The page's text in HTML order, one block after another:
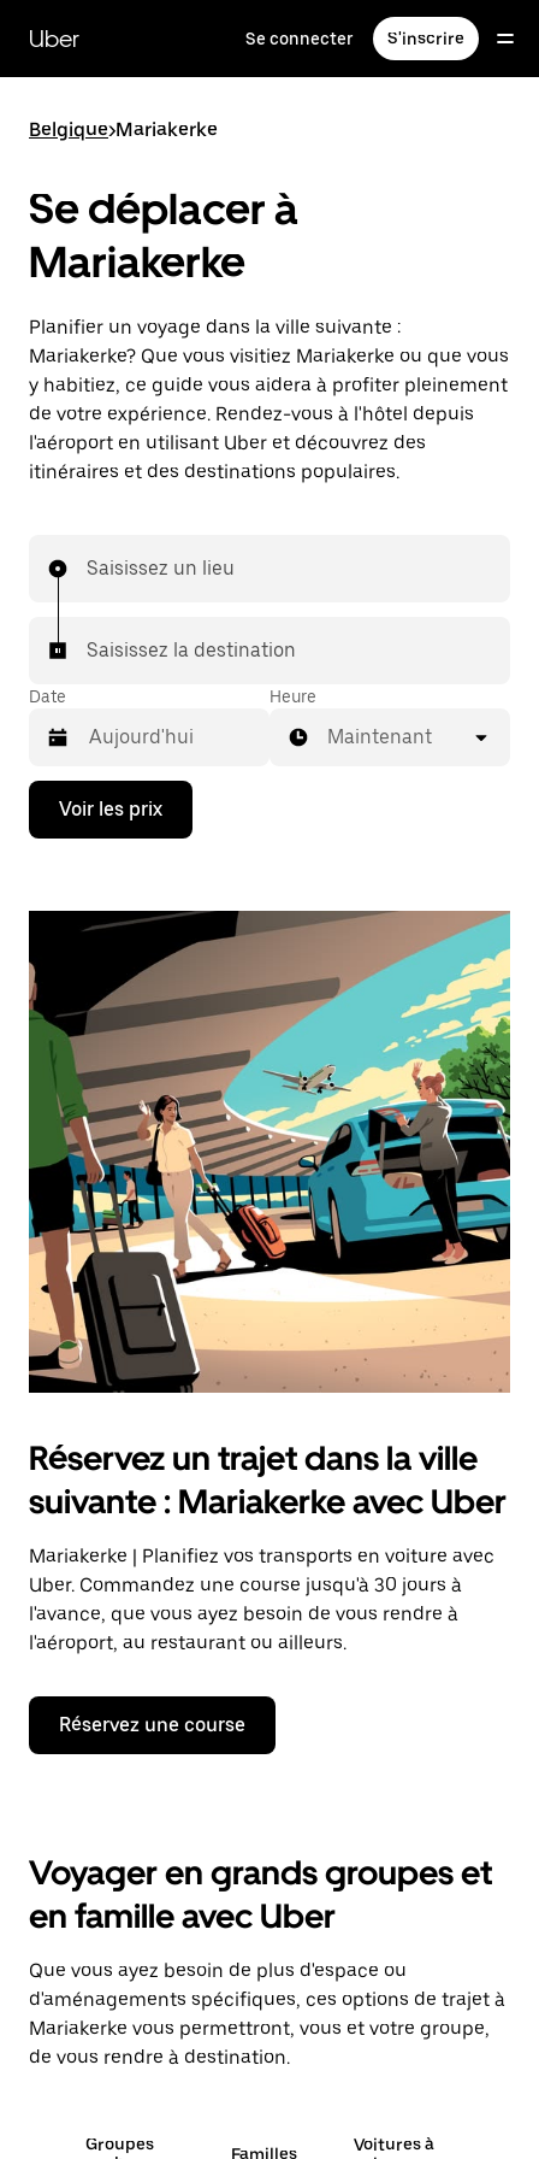
contenu
principal
Uber Se connecter S'inscrire
Belgique>Mariakerke
Se déplacer à
Mariakerke
Planifier un voyage dans la ville suivante :
Mariakerke? Que vous visitiez Mariakerke ou que vous
y habitiez, ce guide vous aidera à profiter pleinement
de votre expérience. Rendez-vous à l'hôtel depuis
l'aéroport en utilisant Uber et découvrez des
itinéraires et des destinations populaires.
Saisissez un lieu
Saisissez la destination
Date
Appuyez
la
ouvrir
le
calendrier
sélectionner
une
date.
Appuyez
la
touche
Échap
pour
fermer
calendrier.
Heure
Maintenant
Voir les prix
Réservez un trajet dans la ville
suivante : Mariakerke avec Uber
Mariakerke | Planifiez vos transports en voiture avec
Uber. Commandez une course jusqu'à 30 jours à
l'avance, que vous ayez besoin de vous rendre à
l'aéroport, au restaurant ou ailleurs.
Réservez une course
Voyager en grands groupes et
en famille avec Uber
Que vous ayez besoin de plus d'espace ou
d'aménagements spécifiques, ces options de trajet à
Mariakerke vous permettront, vous et votre groupe,
de vous rendre à destination.
Groupes
Familles
Voitures à